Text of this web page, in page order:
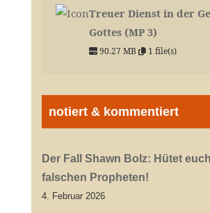
Treuer Dienst in der
Gottes (MP 3)
90.27 MB 1 file(s)
notiert & kommentiert
Der Fall Shawn Bolz: Hütet
falschen Propheten!
4. Februar 2026